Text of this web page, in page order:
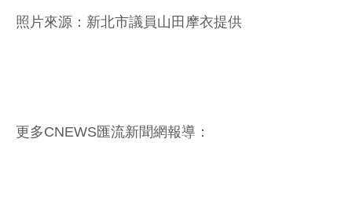
照片來源：新北市議員山田摩衣提供
更多CNEWS匯流新聞網報導：